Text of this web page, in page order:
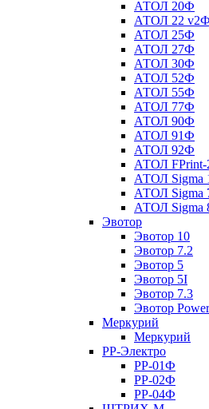
АТОЛ 20Ф
АТОЛ 22 v2Ф
АТОЛ 25Ф
АТОЛ 27Ф
АТОЛ 30Ф
АТОЛ 52Ф
АТОЛ 55Ф
АТОЛ 77Ф
АТОЛ 90Ф
АТОЛ 91Ф
АТОЛ 92Ф
АТОЛ
АТОЛ Sigma
АТОЛ Sigma
АТОЛ Sigma
Эвотор
Эвотор 10
Эвотор 7.2
Эвотор 5
Эвотор 5I
Эвотор 7.3
Эвотор Power
Меркурий
Меркурий
РР-Электро
РР-01Ф
РР-02Ф
РР-04Ф